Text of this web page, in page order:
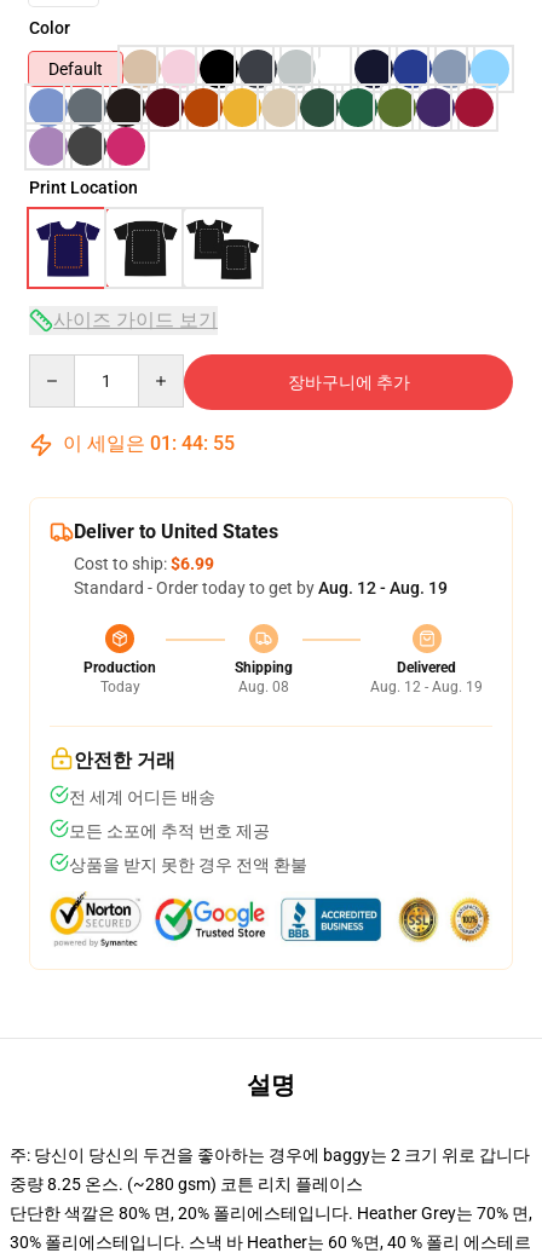
Color
Default
Print Location
사이즈 가이드 보기
장바구니에 추가
이 세일은 01 : 44: 54
Deliver to United States
Cost to ship:$6.99
Standard - Order today to get byAug. 12 - Aug. 19
Production
Today
Shipping
Aug. 08
Delivered
Aug. 12 - Aug. 19
안전한 거래
전 세계 어디든 배송
모든 소포에 추적 번호 제공
상품을 받지 못한 경우 전액 환불
설명
주: 당신이 당신의 두건을 좋아하는 경우에 baggy는 2 크기 위로 갑니다
중량 8.25 온스. (~280 gsm) 코튼 리치 플레이스
단단한 색깔은 80% 면, 20% 폴리에스테입니다. Heather Grey는 70% 면,
30% 폴리에스테입니다. 스낵 바 Heather는 60 %면, 40 % 폴리 에스테르